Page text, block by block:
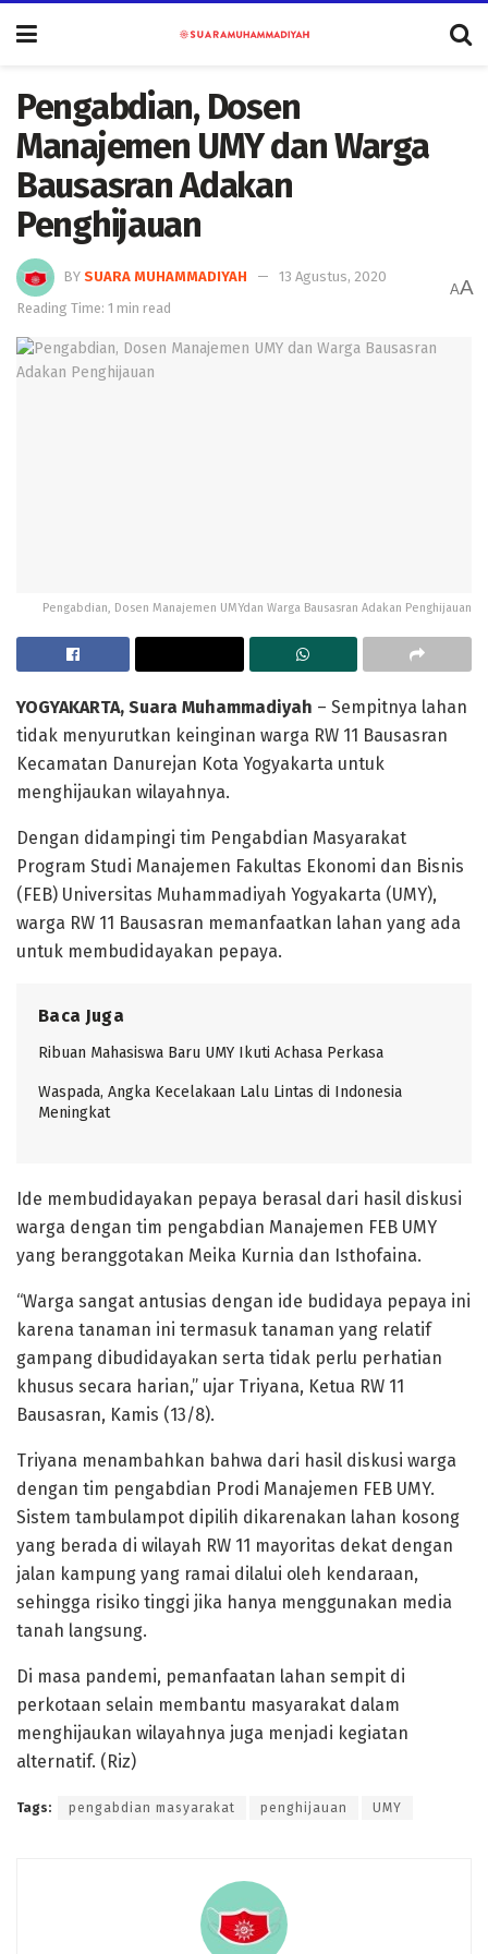
Pengabdian, Dosen
Manajemen UMY dan Warga
Bausasran Adakan
Penghijauan
BY SUARA MUHAMMADIYAH
13 Agustus, 2020
Reading Time: 1 min read
AA
Pengabdian, Dosen Manajemen UMYdan Warga Bausasran Adakan Penghijauan
YOGYAKARTA, Suara Muhammadiyah – Sempitnya lahan
tidak menyurutkan keinginan warga RW 11 Bausasran
Kecamatan Danurejan Kota Yogyakarta untuk
menghijaukan wilayahnya.
Dengan didampingi tim Pengabdian Masyarakat
Program Studi Manajemen Fakultas Ekonomi dan Bisnis
(FEB) Universitas Muhammadiyah Yogyakarta (UMY),
warga RW 11 Bausasran memanfaatkan lahan yang ada
untuk membudidayakan pepaya.
Baca Juga
Ribuan Mahasiswa Baru UMY Ikuti Achasa Perkasa
Waspada, Angka Kecelakaan Lalu Lintas di Indonesia
Meningkat
Ide membudidayakan pepaya berasal dari hasil diskusi
warga dengan tim pengabdian Manajemen FEB UMY
yang beranggotakan Meika Kurnia dan Isthofaina.
“Warga sangat antusias dengan ide budidaya pepaya ini
karena tanaman ini termasuk tanaman yang relatif
gampang dibudidayakan serta tidak perlu perhatian
khusus secara harian,” ujar Triyana, Ketua RW 11
Bausasran, Kamis (13/8).
Triyana menambahkan bahwa dari hasil diskusi warga
dengan tim pengabdian Prodi Manajemen FEB UMY.
Sistem tambulampot dipilih dikarenakan lahan kosong
yang berada di wilayah RW 11 mayoritas dekat dengan
jalan kampung yang ramai dilalui oleh kendaraan,
sehingga risiko tinggi jika hanya menggunakan media
tanah langsung.
Di masa pandemi, pemanfaatan lahan sempit di
perkotaan selain membantu masyarakat dalam
menghijaukan wilayahnya juga menjadi kegiatan
alternatif. (Riz)
Tags: pengabdian masyarakat penghijauan UMY